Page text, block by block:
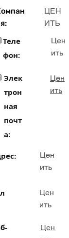
ЦЕН
ИТЬ
Теле
фон:
Цен
ить
Элек
трон
ная
почт
а:
Цен
ить
Цен
ить
Цен
ить
Цен